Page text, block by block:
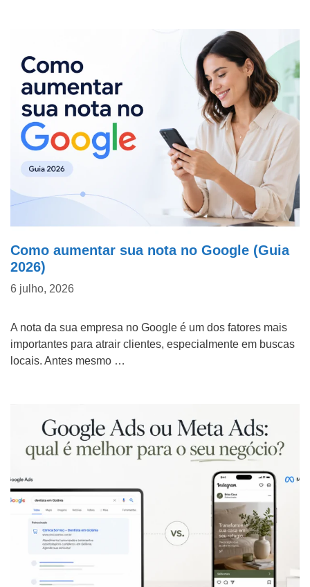
Como aumentar sua nota no Google (Guia
2026)
6 julho, 2026
A nota da sua empresa no Google é um dos fatores mais
importantes para atrair clientes, especialmente em buscas
locais. Antes mesmo …